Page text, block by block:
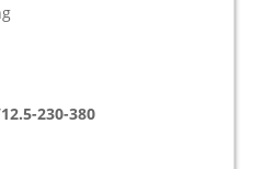
230-380